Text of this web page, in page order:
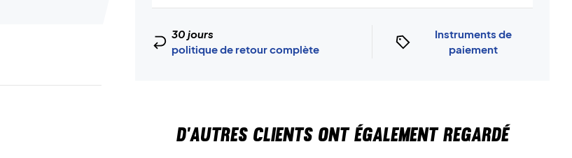
30 jours
politique de retour complète
Instruments de
paiement
D'AUTRES CLIENTS ONT ÉGALEMENT REGARDÉ